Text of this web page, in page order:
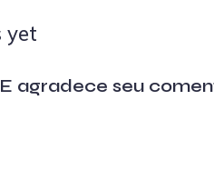
yet
agradece seu